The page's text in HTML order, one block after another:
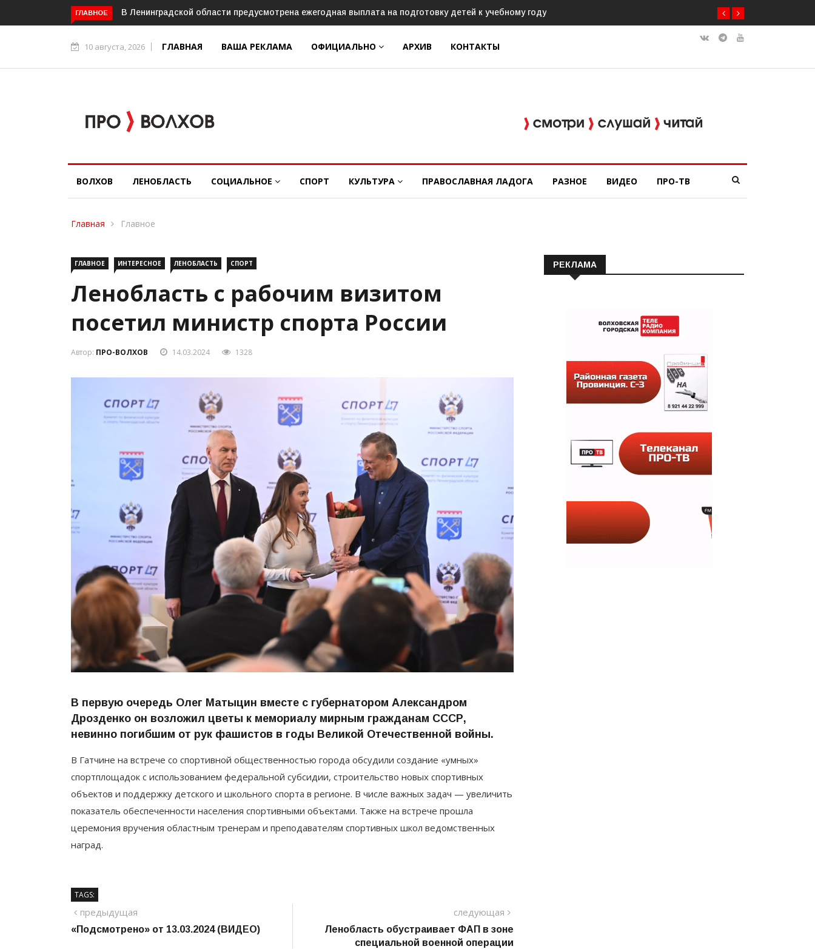
ГЛАВНОЕ
детей к учебному годуЛенобласть подвела итоги приёмной кампании в вузы и колледжи
10 августа, 2026 ГЛАВНАЯ ВАША РЕКЛАМА ОФИЦИАЛЬНО АРХИВ КОНТАКТЫ
ВОЛХОВ ЛЕНОБЛАСТЬ СОЦИАЛЬНОЕ СПОРТ КУЛЬТУРА ПРАВОСЛАВНАЯ ЛАДОГА РАЗНОЕ ВИДЕО ПРО-ТВ
Главная Главное
ГЛАВНОЕ ИНТЕРЕСНОЕ ЛЕНОБЛАСТЬ СПОРТ
Ленобласть с рабочим визитом
посетил министр спорта России
Автор: ПРО-ВОЛХОВ 14.03.2024 1328
В первую очередь Олег Матыцин вместе с губернатором Александром
Дрозденко он возложил цветы к мемориалу мирным гражданам СССР,
невинно погибшим от рук фашистов в годы Великой Отечественной войны.
В Гатчине на встрече со спортивной общественностью города обсудили создание «умных»
спортплощадок с использованием федеральной субсидии, строительство новых спортивных
объектов и поддержку детского и школьного спорта в регионе. В числе важных задач — увеличить
показатель обеспеченности населения спортивными объектами. Также на встрече прошла
церемония вручения областным тренерам и преподавателям спортивных школ ведомственных
наград.
TAGS:
Навигация
по
предыдущая
«Подсмотрено» от 13.03.2024 (ВИДЕО)
следующая
Ленобласть обустраивает ФАП в зоне
специальной военной операции
РЕКЛАМА